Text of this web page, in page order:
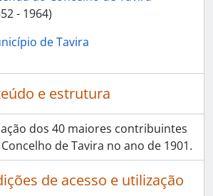
- 1964)
de Tavira
e estrutura
dos 40 maiores contribuintes
de Tavira no ano de 1901.
de acesso e utilização